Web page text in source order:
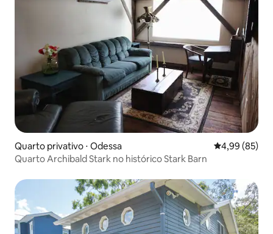
Quarto privativo ⋅ Odessa 4,99 de uma
4,99 (85)
Quarto Archibald Stark no histórico Stark Barn